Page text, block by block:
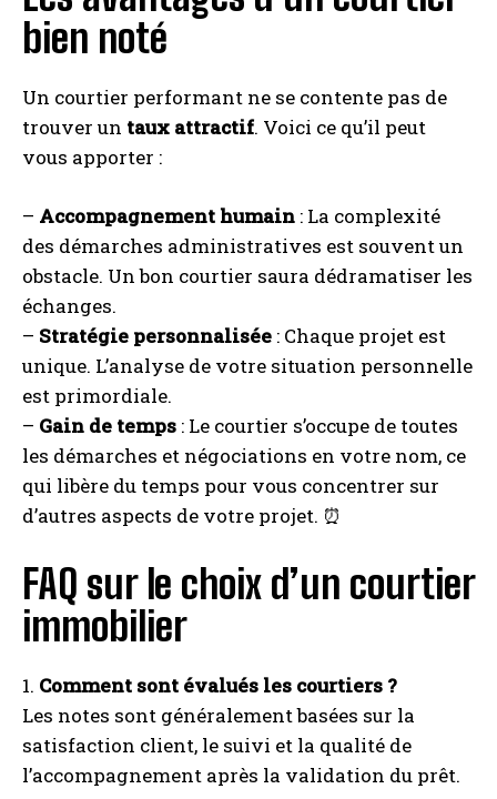
bien noté
Un courtier performant ne se contente pas de
trouver un taux attractif. Voici ce qu’il peut
vous apporter :
– Accompagnement humain : La complexité
des démarches administratives est souvent un
obstacle. Un bon courtier saura dédramatiser les
échanges.
– Stratégie personnalisée : Chaque projet est
unique. L’analyse de votre situation personnelle
est primordiale.
– Gain de temps : Le courtier s’occupe de toutes
les démarches et négociations en votre nom, ce
qui libère du temps pour vous concentrer sur
d’autres aspects de votre projet. ⏰
FAQ sur le choix d’un courtier
immobilier
1. Comment sont évalués les courtiers ?
Les notes sont généralement basées sur la
satisfaction client, le suivi et la qualité de
l’accompagnement après la validation du prêt.